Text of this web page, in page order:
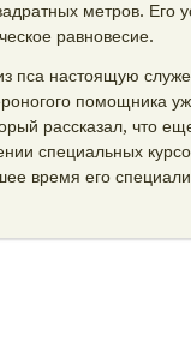
метров. Его
равновесие.
пса настоящую
помощника
рассказал, что
специальных
время его